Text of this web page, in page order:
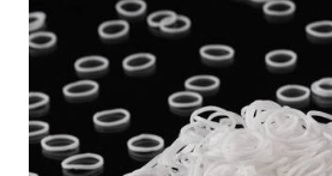
Rytter
Hest
Børn